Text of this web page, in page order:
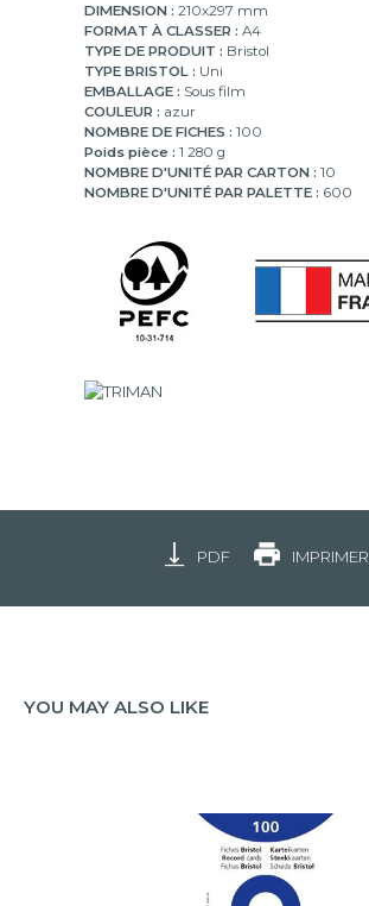
DIMENSION : 210x297 mm
FORMAT À CLASSER : A4
TYPE DE PRODUIT : Bristol
TYPE BRISTOL : Uni
EMBALLAGE : Sous film
COULEUR : azur
NOMBRE DE FICHES : 100
Poids pièce : 1 280 g
NOMBRE D'UNITÉ PAR CARTON : 10
NOMBRE D'UNITÉ PAR PALETTE : 600
PDF IMPRIMER
YOU MAY ALSO LIKE